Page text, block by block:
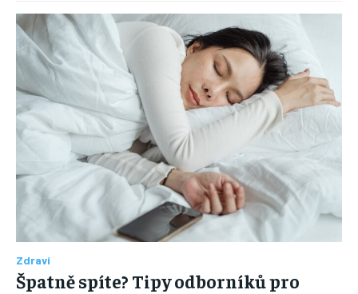
Zdraví
Špatně spíte? Tipy odborníků pro